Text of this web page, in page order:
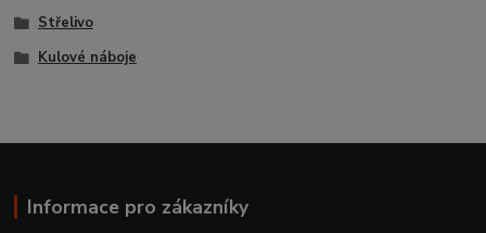
Střelivo
Kulové náboje
Informace pro zákazníky